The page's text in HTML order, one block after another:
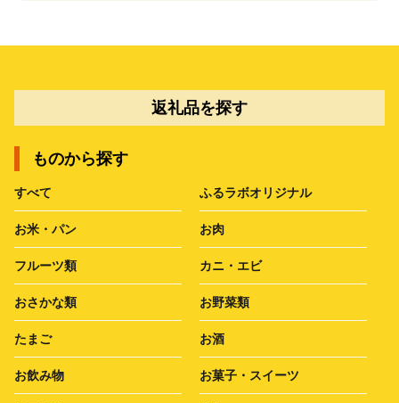
返礼品を探す
ものから探す
すべて ふるラボオリジナル
お米・パン お肉
フルーツ類 カニ・エビ
おさかな類 お野菜類
たまご お酒
お飲み物 お菓子・スイーツ